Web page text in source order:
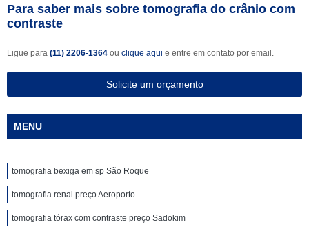
Para saber mais sobre tomografia do crânio com
contraste
Ligue para (11) 2206-1364 ou clique aqui e entre em contato por email.
Solicite um orçamento
MENU
tomografia bexiga em sp São Roque
tomografia renal preço Aeroporto
tomografia tórax com contraste preço Sadokim